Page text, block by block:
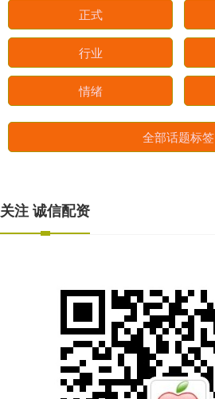
正式
行业
情绪
全部话题标签
关注 诚信配资